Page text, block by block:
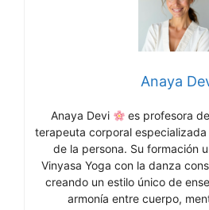
Anaya
Anaya Devi
es profesora
terapeuta corporal
de la persona. Su formación
Vinyasa Yoga con la danza
creando un estilo único de
armonía entre cuerpo,